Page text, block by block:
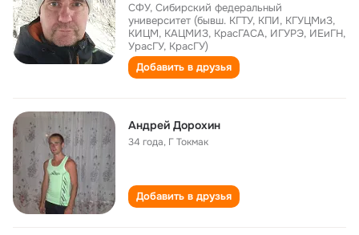
СФУ, Сибирский федеральный
университет (бывш. КГТУ, КПИ, КГУЦМиЗ,
КИЦМ, КАЦМИЗ, КрасГАСА, ИГУРЭ, ИЕиГН,
УрасГУ, КрасГУ)
Добавить в друзья
Андрей Дорохин
34 года, Г Токмак
Добавить в друзья